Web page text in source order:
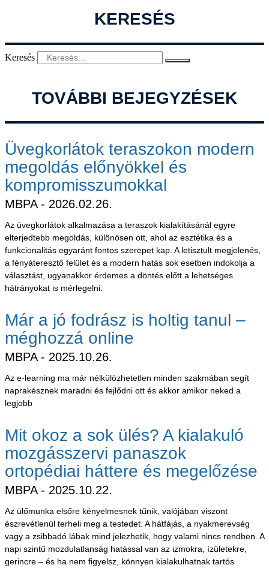
KERESÉS
Keresés
TOVÁBBI BEJEGYZÉSEK
Üvegkorlátok teraszokon modern
megoldás előnyökkel és
kompromisszumokkal
MBPA 2026.02.26.
Az üvegkorlátok alkalmazása a teraszok kialakításánál egyre
elterjedtebb megoldás, különösen ott, ahol az esztétika és a
funkcionalitás egyaránt fontos szerepet kap. A letisztult megjelenés,
a fényáteresztő felület és a modern hatás sok esetben indokolja a
választást, ugyanakkor érdemes a döntés előtt a lehetséges
hátrányokat is mérlegelni.
Már a jó fodrász is holtig tanul –
méghozzá online
MBPA 2025.10.26.
Az e-learning ma már nélkülözhetetlen minden szakmában segít
naprakésznek maradni és fejlődni ott és akkor amikor neked a
legjobb
Mit okoz a sok ülés? A kialakuló
mozgásszervi panaszok
ortopédiai háttere és megelőzése
MBPA 2025.10.22.
Az ülőmunka elsőre kényelmesnek tűnik, valójában viszont
észrevétlenül terheli meg a testedet. A hátfájás, a nyakmerevség
vagy a zsibbadó lábak mind jelezhetik, hogy valami nincs rendben. A
napi szintű mozdulatlanság hatással van az izmokra, ízületekre,
gerincre – és ha nem figyelsz, könnyen kialakulhatnak tartós